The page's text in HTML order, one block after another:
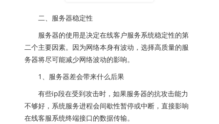
二、服务器稳定性
服务器的使用是决定在线客户服务系统稳定性的第
二个主要因素。因为网络本身有波动，选择高质量的服
务器将尽可能减少网络波动的影响。
1、服务器差会带来什么后果
有些ip段在受到攻击时，如果服务器的抗攻击能力
不够好，系统服务进程会间歇性暂停或中断，直接影响
在线客服系统终端接口的数据传输。